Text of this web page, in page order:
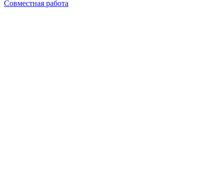
Совместная работа